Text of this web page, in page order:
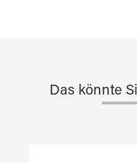
Das könnte